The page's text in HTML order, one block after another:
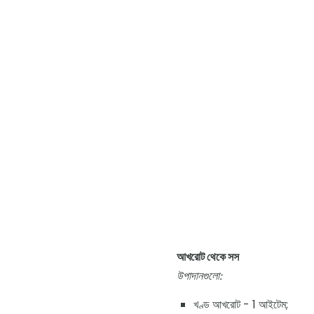
আখরোট থেকে সস
উপাদানগুলো:
খণ্ড আখরোট - 1 আইটেম;